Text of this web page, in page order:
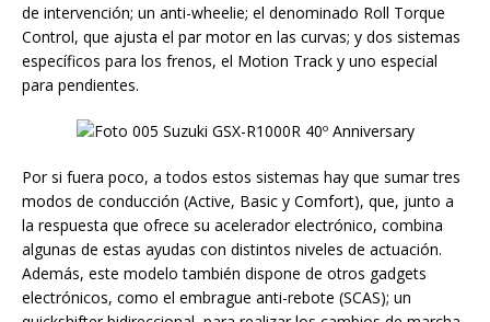
de intervención; un anti-wheelie; el denominado Roll Torque
Control, que ajusta el par motor en las curvas; y dos sistemas
específicos para los frenos, el Motion Track y uno especial
para pendientes.
Por si fuera poco, a todos estos sistemas hay que sumar tres
modos de conducción (Active, Basic y Comfort), que, junto a
la respuesta que ofrece su acelerador electrónico, combina
algunas de estas ayudas con distintos niveles de actuación.
Además, este modelo también dispone de otros gadgets
electrónicos, como el embrague anti-rebote (SCAS); un